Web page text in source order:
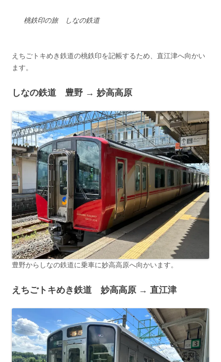
桃鉄印の旅 しなの鉄道
えちごトキめき鉄道の桃鉄印を記帳するため、直江津へ向かい
ます。
しなの鉄道 豊野 → 妙高高原
豊野からしなの鉄道に乗車に妙高高原へ向かいます。
えちごトキめき鉄道 妙高高原 → 直江津